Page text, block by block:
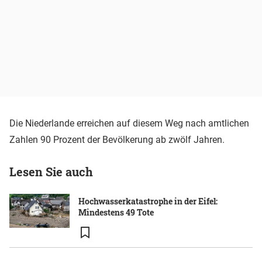
Die Niederlande erreichen auf diesem Weg nach amtlichen
Zahlen 90 Prozent der Bevölkerung ab zwölf Jahren.
Lesen Sie auch
Hochwasserkatastrophe in der Eifel:
Mindestens 49 Tote